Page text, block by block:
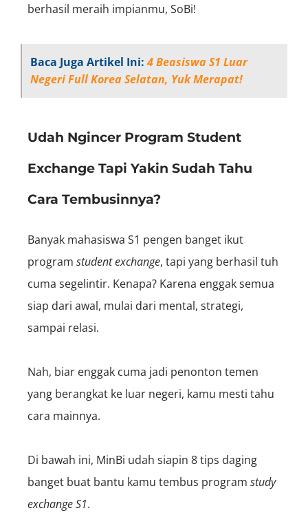
berhasil meraih impianmu, SoBi!
Baca Juga Artikel Ini: 4 Beasiswa S1 Luar
Negeri Full Korea Selatan, Yuk Merapat!
Udah Ngincer Program Student
Exchange Tapi Yakin Sudah Tahu
Cara Tembusinnya?
Banyak mahasiswa S1 pengen banget ikut
program student exchange, tapi yang berhasil tuh
cuma segelintir. Kenapa? Karena enggak semua
siap dari awal, mulai dari mental, strategi,
sampai relasi.
Nah, biar enggak cuma jadi penonton temen
yang berangkat ke luar negeri, kamu mesti tahu
cara mainnya.
Di bawah ini, MinBi udah siapin 8 tips daging
banget buat bantu kamu tembus program study
exchangeS1.